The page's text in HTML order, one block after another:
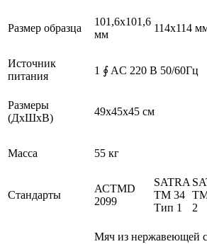
Размер образца
101,6х101,6
мм
114х114
Источник
питания
1 ∮ AC 220 В 50/60Гц
Размеры
(ДхШхВ)
49x45x45 см
Масса 55 кг
Стандарты
АСТМD
2099
SATRA
ТМ 34
Тип 1
2
Мяч из нержавеющей